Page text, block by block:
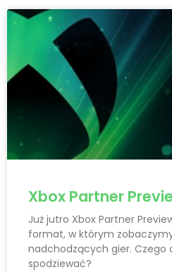
Xbox Partner
Już jutro Xbox Partner
format, w którym
nadchodzących gier. Czego
spodziewać?